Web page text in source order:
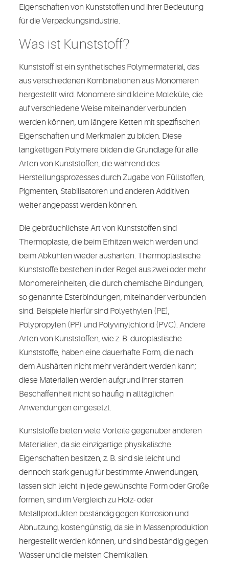
Eigenschaften von Kunststoffen und ihrer Bedeutung
für die Verpackungsindustrie.
Was ist Kunststoff?
Kunststoff ist ein synthetisches Polymermaterial, das
aus verschiedenen Kombinationen aus Monomeren
hergestellt wird. Monomere sind kleine Moleküle, die
auf verschiedene Weise miteinander verbunden
werden können, um längere Ketten mit spezifischen
Eigenschaften und Merkmalen zu bilden. Diese
langkettigen Polymere bilden die Grundlage für alle
Arten von Kunststoffen, die während des
Herstellungsprozesses durch Zugabe von Füllstoffen,
Pigmenten, Stabilisatoren und anderen Additiven
weiter angepasst werden können.
Die gebräuchlichste Art von Kunststoffen sind
Thermoplaste, die beim Erhitzen weich werden und
beim Abkühlen wieder aushärten. Thermoplastische
Kunststoffe bestehen in der Regel aus zwei oder mehr
Monomereinheiten, die durch chemische Bindungen,
so genannte Esterbindungen, miteinander verbunden
sind. Beispiele hierfür sind Polyethylen (PE),
Polypropylen (PP) und Polyvinylchlorid (PVC). Andere
Arten von Kunststoffen, wie z. B. duroplastische
Kunststoffe, haben eine dauerhafte Form, die nach
dem Aushärten nicht mehr verändert werden kann;
diese Materialien werden aufgrund ihrer starren
Beschaffenheit nicht so häufig in alltäglichen
Anwendungen eingesetzt.
Kunststoffe bieten viele Vorteile gegenüber anderen
Materialien, da sie einzigartige physikalische
Eigenschaften besitzen, z. B. sind sie leicht und
dennoch stark genug für bestimmte Anwendungen,
lassen sich leicht in jede gewünschte Form oder Größe
formen, sind im Vergleich zu Holz- oder
Metallprodukten beständig gegen Korrosion und
Abnutzung, kostengünstig, da sie in Massenproduktion
hergestellt werden können, und sind beständig gegen
Wasser und die meisten Chemikalien.